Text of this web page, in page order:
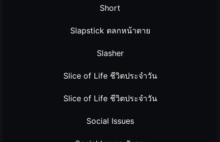
Short
Slapstick ตลกหน้าตาย
Slasher
Slice of Life ชีวิตประจำวัน
Slice of Life ชีวิตประจำวัน
Social Issues